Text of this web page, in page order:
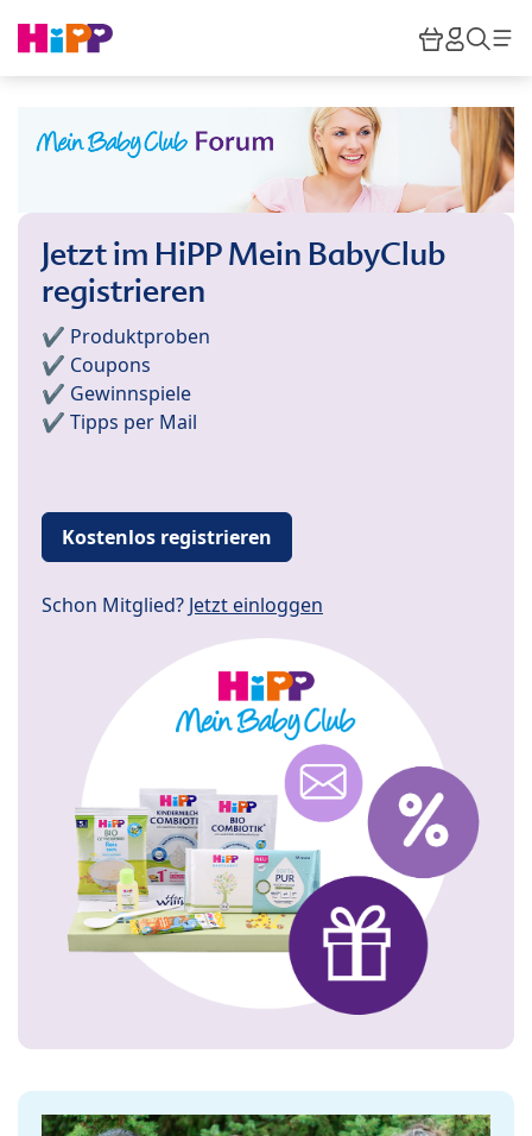
HiPP
Jetzt im HiPP Mein BabyClub
registrieren
✔️ Produktproben
✔️ Coupons
✔️ Gewinnspiele
✔️ Tipps per Mail
Kostenlos registrieren
Schon Mitglied? Jetzt einloggen